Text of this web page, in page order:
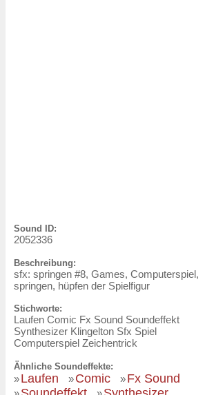
Sound ID:
2052336
Beschreibung:
sfx: springen #8, Games, Computerspiel,
springen, hüpfen der Spielfigur
Stichworte:
Laufen Comic Fx Sound Soundeffekt
Synthesizer Klingelton Sfx Spiel
Computerspiel Zeichentrick
Ähnliche Soundeffekte:
»Laufen »Comic »Fx Sound